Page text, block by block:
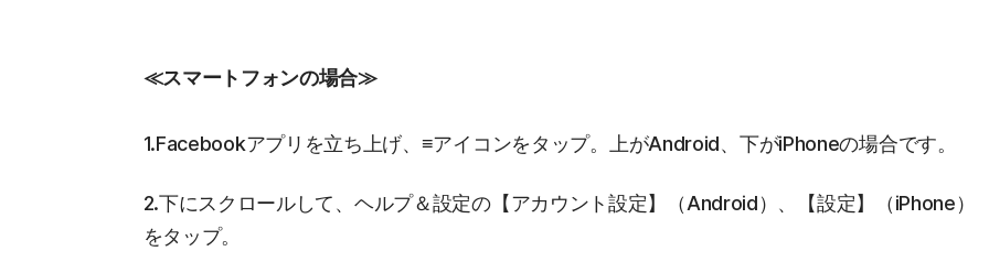
≪スマートフォンの場合≫
1.Facebookアプリを立ち上げ、≡アイコンをタップ。上がAndroid、下がiPhoneの場合です。
2.下にスクロールして、ヘルプ＆設定の【アカウント設定】（Android）、【設定】（iPhone）
をタップ。